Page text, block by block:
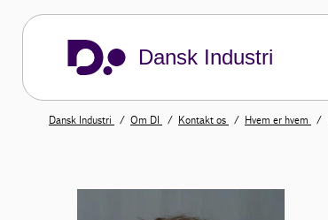
Dansk Industri
Dansk Industri Om DI Kontakt os Hvem er hvem